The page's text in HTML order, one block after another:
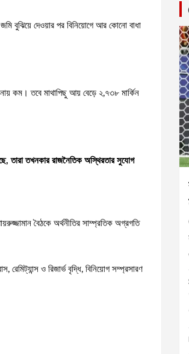
বুঝিয়ে দেওয়ার পর বিনিয়োগে আর কোনো বাধা
কম। তবে মাথাপিছু আয় বেড়ে ২,৭৩৮ মার্কিন
তারা তখনকার রাজনৈতিক অস্থিরতার সুযোগ
বৈঠকে অর্থনীতির সাম্প্রতিক অগ্রগতি
রেমিট্যান্স ও রিজার্ভ বৃদ্ধি, বিনিয়োগ সম্প্রসারণ